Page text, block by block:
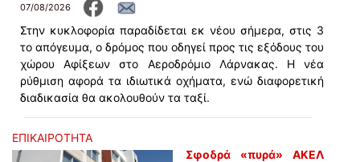
07/08/2026
Στην κυκλοφορία παραδίδεται εκ νέου σήμερα, στις 3
το απόγευμα, ο δρόμος που οδηγεί προς τις εξόδους του
χώρου Αφίξεων στο Αεροδρόμιο Λάρνακας. Η νέα
ρύθμιση αφορά τα ιδιωτικά οχήματα, ενώ διαφορετική
διαδικασία θα ακολουθούν τα ταξί.
ΕΠΙΚΑΙΡΟΤΗΤΑ
Σφοδρά «πυρά» ΑΚΕΛ